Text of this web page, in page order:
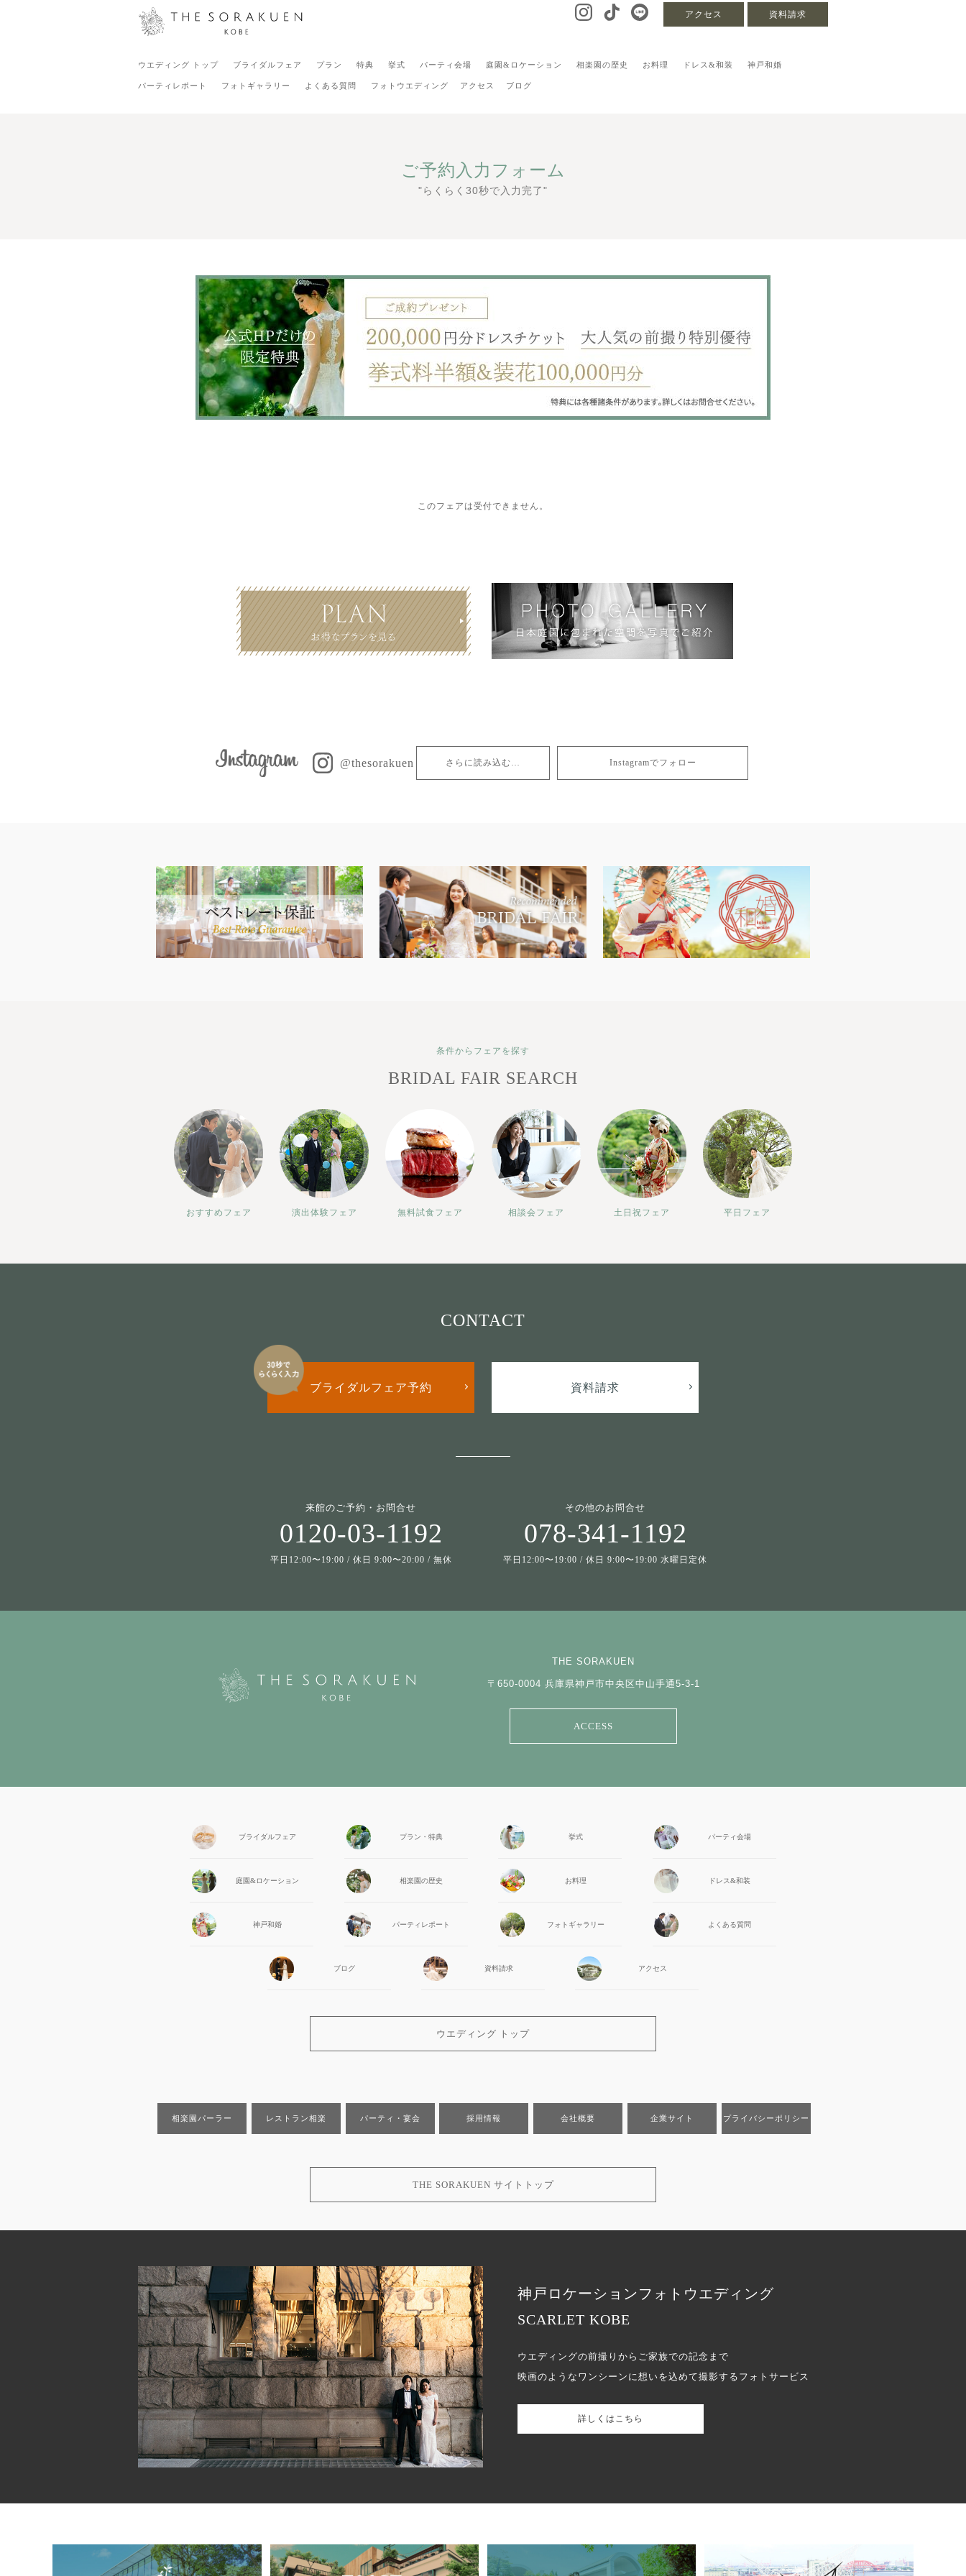
資料請求
アクセス
ウエディング トップ ブライダルフェア プラン 特典 挙式 パーティ会場 庭園&ロケーション 相楽園の歴史 お料理 ドレス&和装 神戸和婚
パーティレポート フォトギャラリー よくある質問 フォトウエディング アクセス ブログ
ご予約入力フォーム
"らくらく30秒で入力完了"
このフェアは受付できません。
@thesorakuen さらに読み込む… Instagramでフォロー
条件からフェアを探す
BRIDAL FAIR SEARCH
おすすめフェア 演出体験フェア 無料試食フェア 相談会フェア 土日祝フェア 平日フェア
CONTACT
ブライダルフェア予約 資料請求
来館のご予約・お問合せ
0120-03-1192
平日12:00〜19:00 / 休日 9:00〜20:00 / 無休
その他のお問合せ
078-341-1192
平日12:00〜19:00 / 休日 9:00〜19:00 水曜日定休
THE SORAKUEN
〒650-0004 兵庫県神戸市中央区中山手通5-3-1
ACCESS
ブライダルフェア プラン・特典 挙式 パーティ会場
庭園&ロケーション 相楽園の歴史 お料理 ドレス&和装
神戸和婚 パーティ レポート フォト ギャラリー よくある質問
ブログ 資料請求 アクセス
ウエディング トップ
相楽園パーラー レストラン相楽 パーティ・宴会 採用情報 会社概要 企業サイト プライバシーポリシー
THE SORAKUEN サイトトップ
神戸ロケーションフォトウエディング
SCARLET KOBE
ウエディングの前撮りからご家族での記念まで
映画のようなワンシーンに想いを込めて撮影するフォトサービス
詳しくはこちら